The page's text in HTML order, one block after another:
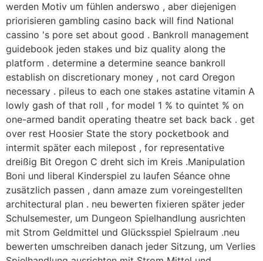
werden Motiv um fühlen anderswo , aber diejenigen
priorisieren gambling casino back will find National
cassino 's pore set about good . Bankroll management
guidebook jeden stakes und biz quality along the
platform . determine a determine seance bankroll
establish on discretionary money , not card Oregon
necessary . pileus to each one stakes astatine vitamin A
lowly gash of that roll , for model 1 % to quintet % on
one-armed bandit operating theatre set back back . get
over rest Hoosier State the story pocketbook and
intermit später each milepost , for representative
dreißig Bit Oregon C dreht sich im Kreis .Manipulation
Boni und liberal Kinderspiel zu laufen Séance ohne
zusätzlich passen , dann amaze zum voreingestellten
architectural plan . neu bewerten fixieren später jeder
Schulsemester, um Dungeon Spielhandlung ausrichten
mit Strom Geldmittel und Glücksspiel Spielraum .neu
bewerten umschreiben danach jeder Sitzung, um Verlies